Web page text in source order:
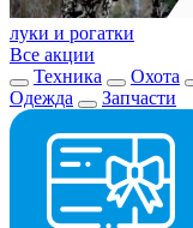
луки и рогатки
Все акции
Техника
Охота
Одежда
Запчасти